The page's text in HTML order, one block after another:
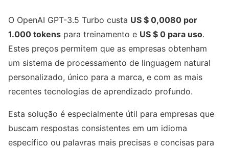
O OpenAI GPT-3.5 Turbo custa US $ 0,0080 por
1.000 tokens para treinamento e US $ 0 para uso.
Estes preços permitem que as empresas obtenham
um sistema de processamento de linguagem natural
personalizado, único para a marca, e com as mais
recentes tecnologias de aprendizado profundo.
Esta solução é especialmente útil para empresas que
buscam respostas consistentes em um idioma
específico ou palavras mais precisas e concisas para